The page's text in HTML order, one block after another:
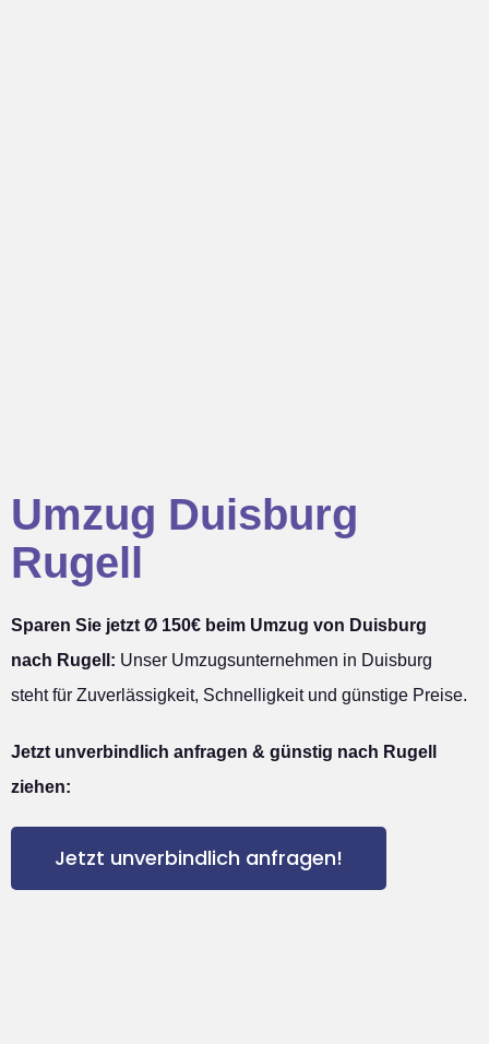
Umzug Duisburg
Rugell
Sparen Sie jetzt Ø 150€ beim Umzug von Duisburg
nach Rugell: Unser Umzugsunternehmen in Duisburg
steht für Zuverlässigkeit, Schnelligkeit und günstige Preise.
Jetzt unverbindlich anfragen & günstig nach Rugell
ziehen:
Jetzt unverbindlich anfragen!